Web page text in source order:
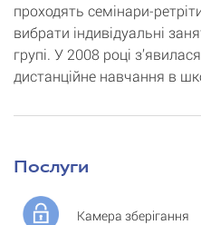
проходять семінари-
вибрати індивідуальні
групі. У 2008 році
дистанційне навчання в
Послуги
Камера зберігання